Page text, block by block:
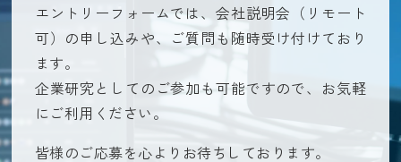
エントリーフォームでは、会社説明会（リモート
可）の申し込みや、ご質問も随時受け付けており
ます。
企業研究としてのご参加も可能ですので、お気軽
にご利用ください。
皆様のご応募を心よりお待ちしております。